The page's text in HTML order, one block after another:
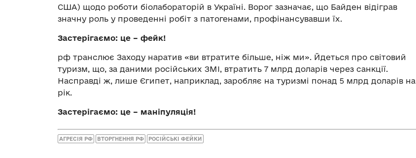
США) щодо роботи біолабораторій в Україні. Ворог зазначає, що Байден відіграв
значну роль у проведенні робіт з патогенами, профінансувавши їх.
Застерігаємо: це – фейк!
рф транслює Заходу наратив «ви втратите більше, ніж ми». Йдеться про світовий
туризм, що, за даними російських ЗМІ, втратить 7 млрд доларів через санкції.
Насправді ж, лише Єгипет, наприклад, заробляє на туризмі понад 5 млрд доларів на
рік.
Застерігаємо: це – маніпуляція!
АГРЕСІЯ РФ ВТОРГНЕННЯ РФ РОСІЙСЬКІ ФЕЙКИ